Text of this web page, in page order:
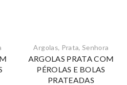
Argolas, Prata,Senhora
ARGOLAS PRATA COM
PÉROLAS E BOLAS
PRATEADAS